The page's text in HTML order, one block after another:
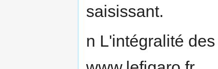
saisissant.
n L'intégralité